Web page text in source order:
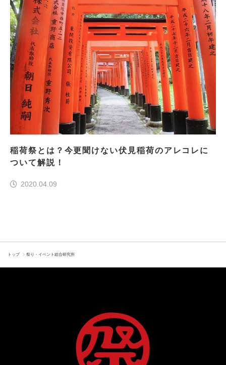
稲荷祭とは？今更聞けない伏見稲荷のアレコレに
ついて解説！
2020.04.09
トップ 祭り・イベント総合研究所